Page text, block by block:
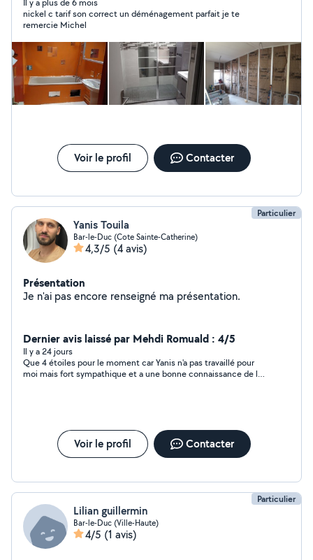
bricolage, Leroy merlin, Castorama, weldom, durent
tout ces années j'ai été formé sur le carrelage, la
peinture, l'isolation, l'électricité, la plomberie, la
menuiserie, le montage de meubles de cuisine et salle
de bain, le bricolage es devenu une passion car je ne
m'en lasse pas..cordialement michel
Il y a plus de 6 mois
nickel c tarif son correct un déménagement parfait je te
remercie Michel
Voir le profil Contacter
Particulier
Yanis Touila
Bar-le-Duc (Cote Sainte-Catherine)
4,3/5 (4 avis)
Présentation
Je n'ai pas encore renseigné ma présentation.
Dernier avis laissé par Mehdi Romuald : 4/5
Il y a 24 jours
Que 4 étoiles pour le moment car Yanis n'a pas travaillé pour
moi mais fort sympathique et a une bonne connaissance de la
Voir le profil Contacter
Particulier
Lilian guillermin
Bar-le-Duc (Ville-Haute)
4/5 (1 avis)